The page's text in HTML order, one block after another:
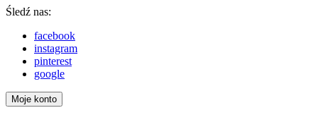
Śledź nas:
facebook
instagram
pinterest
google
Moje konto